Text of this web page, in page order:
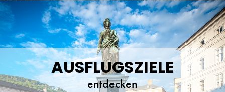
AUSFLUGSZIELE
entdecken